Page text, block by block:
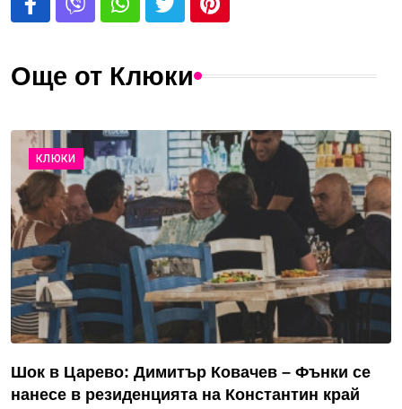
Още от Клюки
КЛЮКИ
Шок в Царево: Димитър Ковачев – Фънки се
нанесе в резиденцията на Константин край